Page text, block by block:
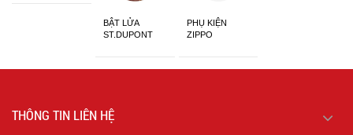
BẬT LỬA
ST.DUPONT
PHỤ KIỆN
ZIPPO
THÔNG TIN LIÊN HỆ